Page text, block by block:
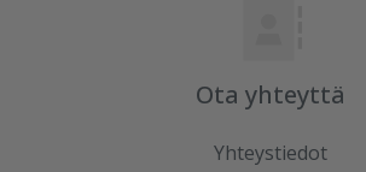
Ota yhteyttä
Yhteystiedot